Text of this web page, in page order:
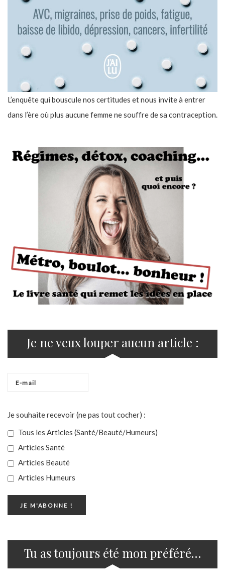
L’enquête qui bouscule nos certitudes et nous invite à entrer
dans l’ère où plus aucune femme ne souffre de sa contraception.
Je ne veux louper aucun article :
Je souhaite recevoir (ne pas tout cocher) :
Tous les Articles (Santé/Beauté/Humeurs)
Articles Santé
Articles Beauté
Articles Humeurs
Tu as toujours été mon préféré…